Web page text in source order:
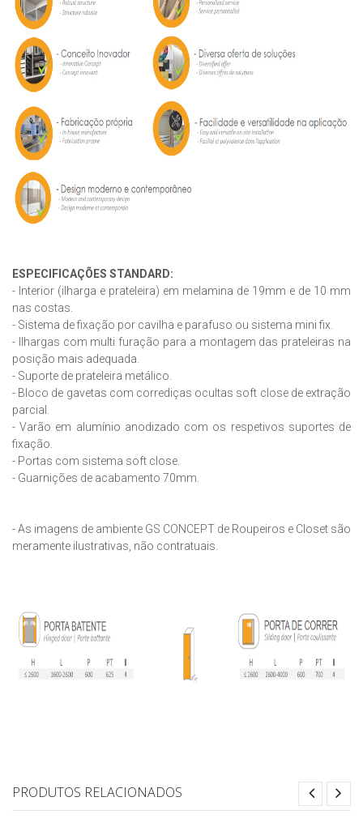
ESPECIFICAÇÕES STANDARD:
- Interior (ilharga e prateleira) em melamina de 19mm e de 10 mm
nas costas.
- Sistema de fixação por cavilha e parafuso ou sistema mini fix.
- Ilhargas com multi furação para a montagem das prateleiras na
posição mais adequada.
- Suporte de prateleira metálico.
- Bloco de gavetas com corrediças ocultas soft close de extração
parcial.
- Varão em alumínio anodizado com os respetivos suportes de
fixação.
- Portas com sistema soft close.
- Guarnições de acabamento 70mm.
- As imagens de ambiente GS CONCEPT de Roupeiros e Closet são
meramente ilustrativas, não contratuais.
PRODUTOS RELACIONADOS